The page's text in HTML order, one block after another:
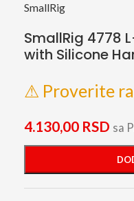
SmallRig 4778
with Silicone
⚠ Proverite
4.130,00 RSD sa